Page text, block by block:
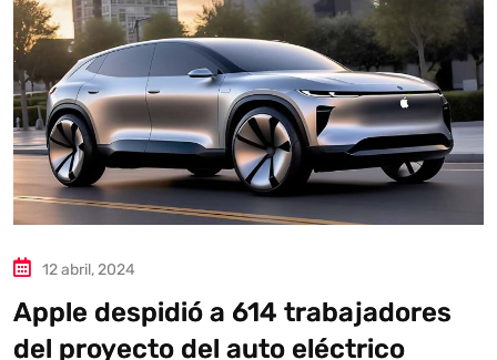
12 abril, 2024
Apple despidió a 614 trabajadores
del proyecto del auto eléctrico